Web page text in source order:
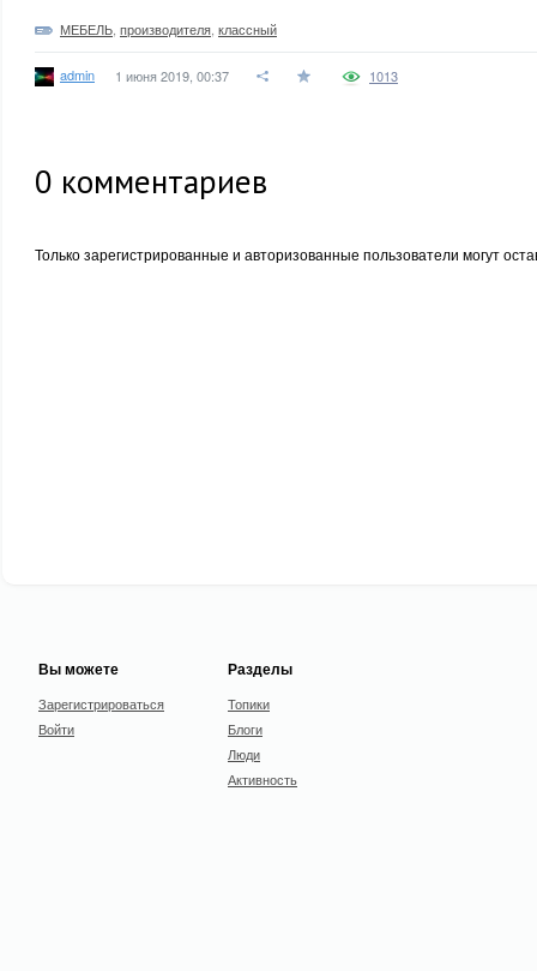
МЕБЕЛЬ производителя классный
admin 1 июня 2019, 00:37 1013
0 комментариев
Только зарегистрированные и авторизованные пользователи могут
Вы можете
Зарегистрироваться
Войти
Разделы
Топики
Блоги
Люди
Активность